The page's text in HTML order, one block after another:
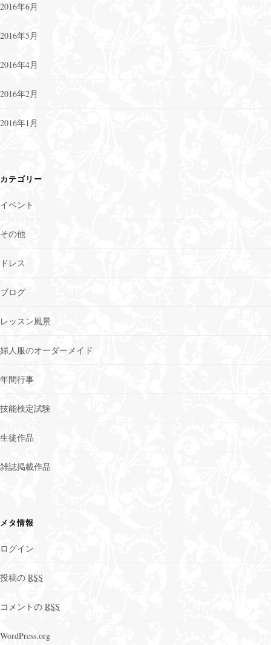
2016年6月
2016年5月
2016年4月
2016年2月
2016年1月
カテゴリー
イベント
その他
ドレス
ブログ
レッスン風景
婦人服のオーダーメイド
年間行事
技能検定試験
生徒作品
雑誌掲載作品
メタ情報
ログイン
投稿の RSS
コメントの RSS
WordPress.org